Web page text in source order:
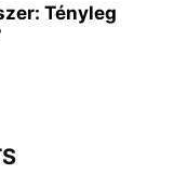
Tényleg